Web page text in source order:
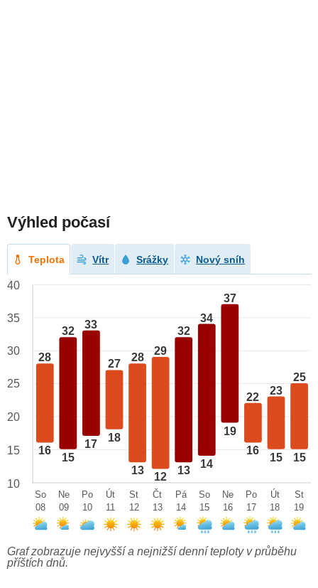
Výhled počasí
Teplota Vítr Srážky Nový sníh
28
16
32
15
33
17
27
18
28
13
29
12
32
13
34
14
37
19
22
16
23
15
25
15
40
35
30
25
20
15
10
So
08
Ne
09
Po
10
Út
11
St
12
Čt
13
Pá
14
So
15
Ne
16
Po
17
Út
18
St
19
Graf zobrazuje nejvyšší a nejnižší denní teploty v průběhu
příštích dnů.